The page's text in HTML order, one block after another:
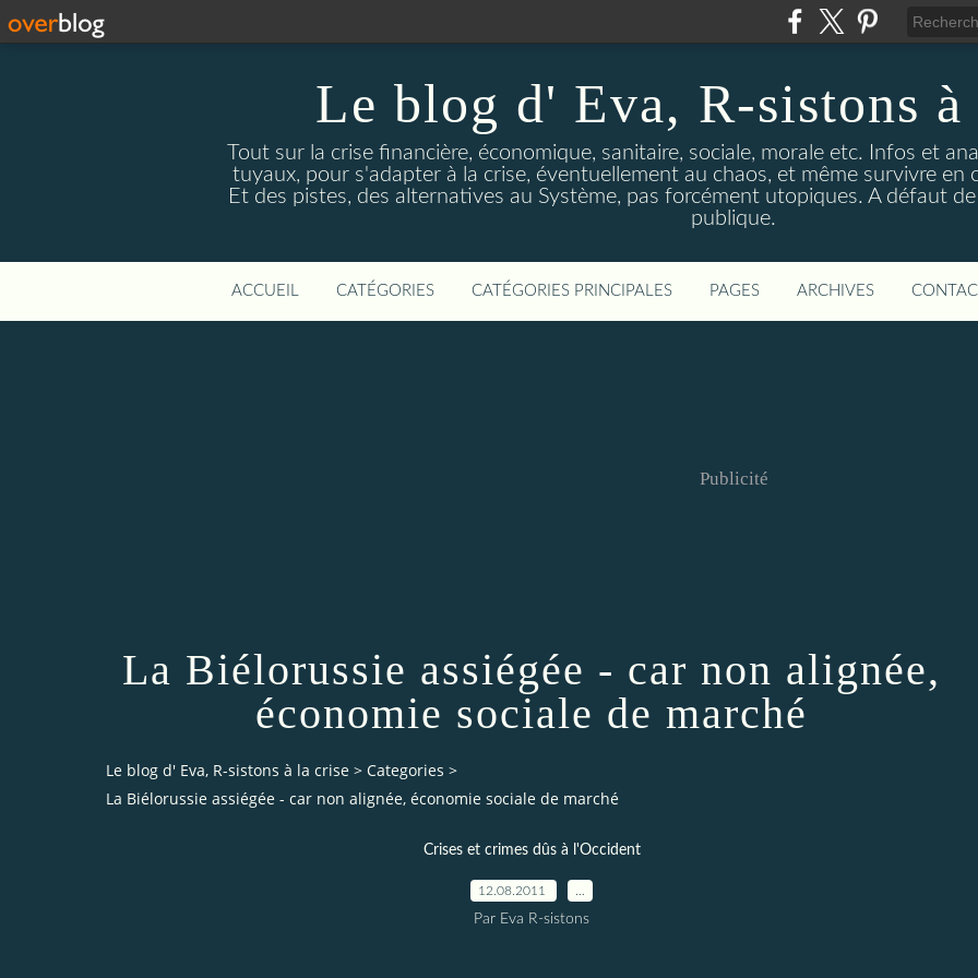
Le blog d' Eva, R-sistons à
Tout sur la crise financière, économique, sanitaire, sociale, morale etc. Infos et
tuyaux, pour s'adapter à la crise, éventuellement au chaos, et même survivre en
Et des pistes, des alternatives au Système, pas forcément utopiques. A défaut
publique.
ACCUEIL CATÉGORIES CATÉGORIES PRINCIPALES PAGES ARCHIVES
Publicité
La Biélorussie assiégée - car non alignée,
économie sociale de marché
Le blog d' Eva, R-sistons à la crise > Categories >
La Biélorussie assiégée - car non alignée, économie sociale de marché
Crises et crimes dûs à l'Occident
12.08.2011
Par Eva R-sistons